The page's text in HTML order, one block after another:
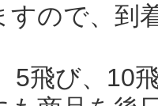
すので、到
5飛び、10